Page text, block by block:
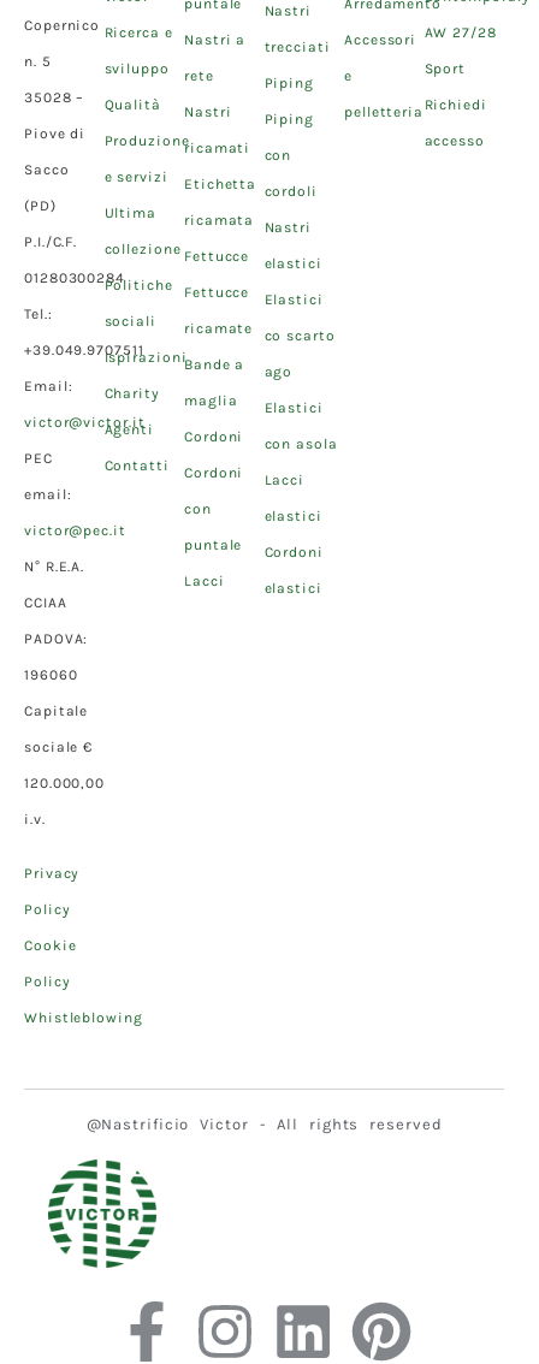
Copernico
n. 5
35028 –
Piove di
Sacco
(PD)
P.I./C.F.
01280300284
Tel.:
+39.049.9707511
Email:
victor@victor.it
PEC
email:
victor@pec.it
N° R.E.A.
CCIAA
PADOVA:
196060
Capitale
sociale €
120.000,00
i.v.
Privacy
Policy
Cookie
Policy
Whistleblowing
Ricerca e
sviluppo
Qualità
Produzione
e servizi
Ultima
collezione
Politiche
sociali
Ispirazioni
Charity
Agenti
Contatti
puntale
Nastri a
rete
Nastri
ricamati
Etichetta
ricamata
Fettucce
Fettucce
ricamate
Bande a
maglia
Cordoni
Cordoni
con
puntale
Lacci
Nastri
trecciati
Piping
Piping
con
cordoli
Nastri
elastici
Elastici
co scarto
ago
Elastici
con asola
Lacci
elastici
Cordoni
elastici
Arredamento
Accessori
e
pelletteria
AW 27/28
Sport
Richiedi
accesso
@Nastrificio Victor - All rights reserved